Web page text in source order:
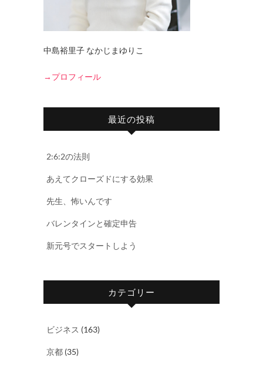
中島裕里子 なかじまゆりこ
→プロフィール
最近の投稿
2:6:2の法則
あえてクローズドにする効果
先生、怖いんです
バレンタインと確定申告
新元号でスタートしよう
カテゴリー
ビジネス (163)
京都 (35)